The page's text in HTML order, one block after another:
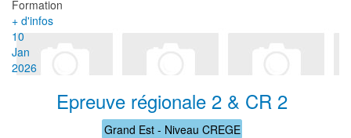
Formation
+ d'infos
10
Jan
2026
Epreuve régionale 2 & CR 2
Grand Est - Niveau CREGE